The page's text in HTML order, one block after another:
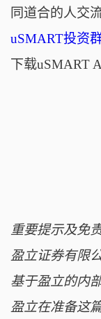
同道合的人交
uSMART投资
下载uSMART
重要提示及免
盈立证券有限
基于盈立的内
盈立在准备这